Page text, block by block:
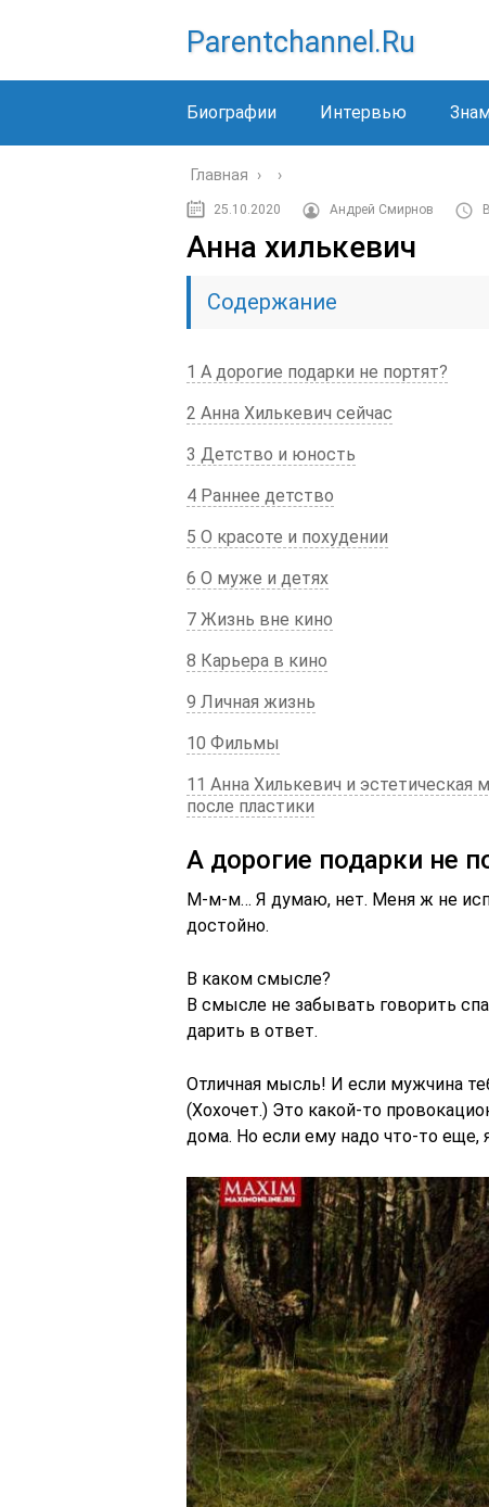
Parentchannel.ru
Биографии Интервью
Главная › ›
25.10.2020 Андрей Смирнов
Анна хилькевич
Содержание
1 А дорогие подарки не портят?
2 Анна Хилькевич сейчас
3 Детство и юность
4 Раннее детство
5 О красоте и похудении
6 О муже и детях
7 Жизнь вне кино
8 Карьера в кино
9 Личная жизнь
10 Фильмы
11 Анна Хилькевич и
после пластики
А дорогие подарки не
М-м-м… Я думаю, нет. Меня ж не
достойно.
В каком смысле?
В смысле не забывать говорить
дарить в ответ.
Отличная мысль! И если мужчина
(Хохочет.) Это какой-то
дома. Но если ему надо что-то еще,